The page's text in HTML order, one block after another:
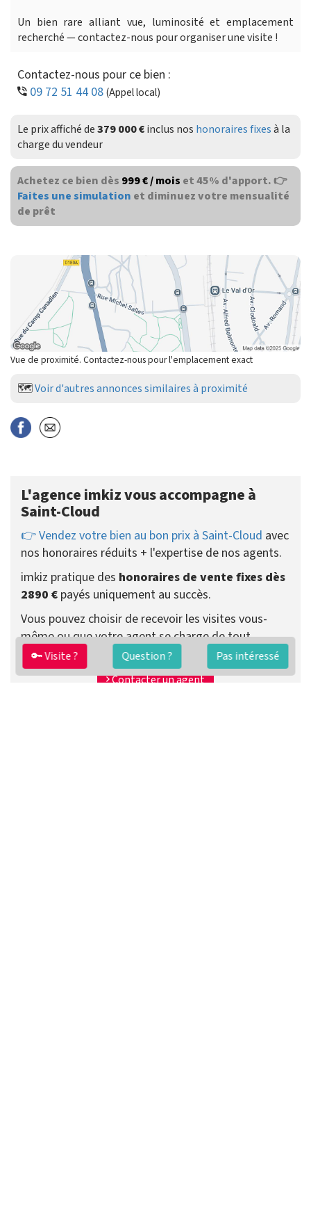
Un bien rare alliant vue, luminosité et emplacement
recherché — contactez-nous pour organiser une visite !
Contactez-nous pour ce bien :
09 72 51 44 08(Appel local)
Le prix affiché de379 000 €inclus nos honoraires fixesà la
charge du vendeur
Achetez ce bien dès 999 € / mois et 45% d'apport. 👉
Faites une simulation et diminuez votre mensualité
de prêt
Vue de proximité. Contactez-nous pour l'emplacement exact
🗺️Voir d'autres annonces similaires à proximité
🔑 Visite ? Question ? Pas intéressé
L'agence imkiz vous accompagne à
Saint-Cloud
👉 Vendez votre bien au bon prix à Saint-Cloud avec
nos honoraires réduits + l'expertise de nos agents.
imkiz pratique des honoraires de vente fixes dès
2890 € payés uniquement au succès.
Vous pouvez choisir de recevoir les visites vous-
même ou que votre agent se charge de tout.
Préparer ma vente
Contacter un agent